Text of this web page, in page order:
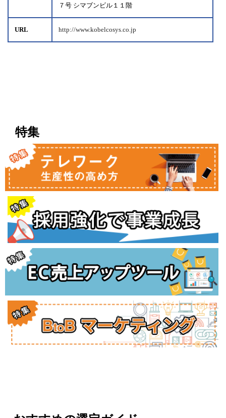
７号 シマブンビル１１階
URL http://www.kobelcosys.co.jp
特集